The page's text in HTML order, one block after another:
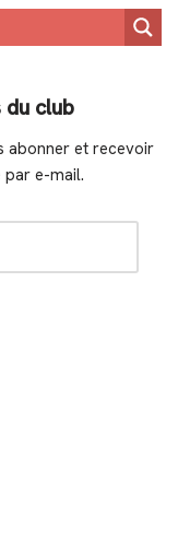
club
abonner et recevoir
e-mail.